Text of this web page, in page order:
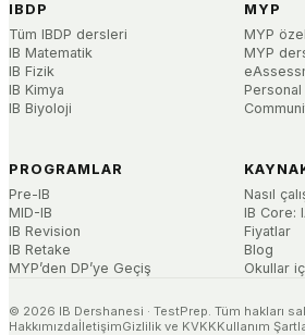
IBDP
Tüm IBDP dersleri
IB Matematik
IB Fizik
IB Kimya
IB Biyoloji
MYP
MYP
MYP
PROGRAMLAR
Pre-IB
MID-IB
IB Revision
IB Retake
MYP’den DP’ye Geçiş
Nasıl
IB Core:
Fiyatlar
Blog
Okullar
© 2026 IB Dershanesi · TestPrep. Tüm hakları
HakkımızdaİletişimGizlilik ve KVKKKullanım